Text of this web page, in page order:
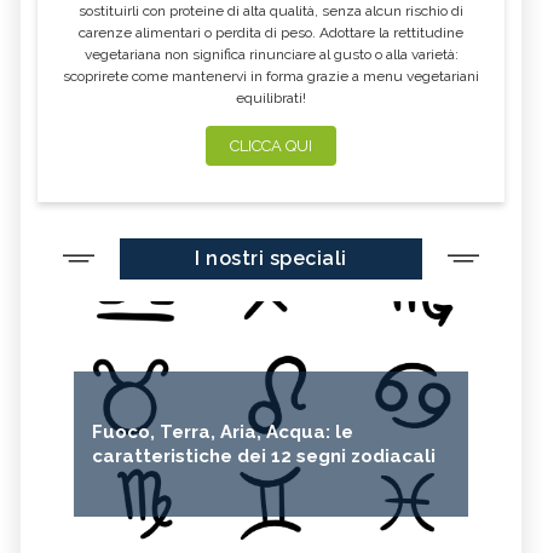
sostituirli con proteine di alta qualità, senza alcun rischio di
carenze alimentari o perdita di peso. Adottare la rettitudine
vegetariana non significa rinunciare al gusto o alla varietà:
scoprirete come mantenervi in forma grazie a menu vegetariani
equilibrati!
CLICCA QUI
I nostri speciali
Fuoco, Terra, Aria, Acqua: le
caratteristiche dei 12 segni zodiacali